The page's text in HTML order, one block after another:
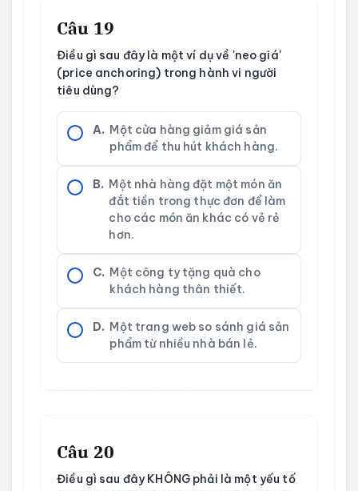
Câu 19
Điều gì sau đây là một ví dụ về 'neo giá'
(price anchoring) trong hành vi người
tiêu dùng?
A. Một cửa hàng giảm giá sản
phẩm để thu hút khách hàng.
B. Một nhà hàng đặt một món ăn
đắt tiền trong thực đơn để làm
cho các món ăn khác có vẻ rẻ
hơn.
C. Một công ty tặng quà cho
khách hàng thân thiết.
D. Một trang web so sánh giá sản
phẩm từ nhiều nhà bán lẻ.
Câu 20
Điều gì sau đây KHÔNG phải là một yếu tố